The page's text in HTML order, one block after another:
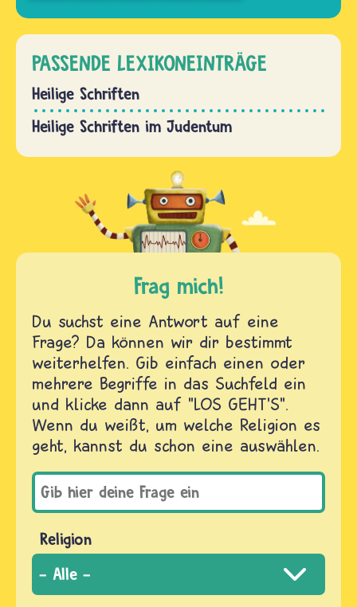
PASSENDE LEXIKONEINTRÄGE
Heilige Schriften
Heilige Schriften im Judentum
Frag mich!
Du suchst eine Antwort auf eine
Frage? Da können wir dir bestimmt
weiterhelfen. Gib einfach einen oder
mehrere Begriffe in das Suchfeld ein
und klicke dann auf "LOS GEHT'S".
Wenn du weißt, um welche Religion es
geht, kannst du schon eine auswählen.
Religion